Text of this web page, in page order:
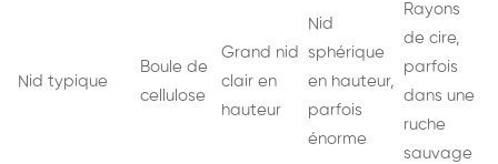
Nid typique
Boule de
cellulose
Grand nid
clair en
hauteur
Nid
sphérique
en hauteur,
parfois
énorme
Rayons
de cire,
parfois
dans une
ruche
sauvage